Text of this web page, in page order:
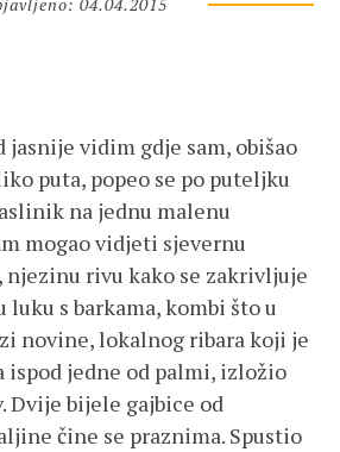
jasnije vidim gdje sam, obišao
puta, popeo se po puteljku
na jednu malenu
mogao vidjeti sjevernu
njezinu rivu kako se zakrivljuje
luku s barkama, kombi što u
novine, lokalnog ribara koji je
ispod jedne od palmi, izložio
Dvije bijele gajbice od
čine se praznima. Spustio